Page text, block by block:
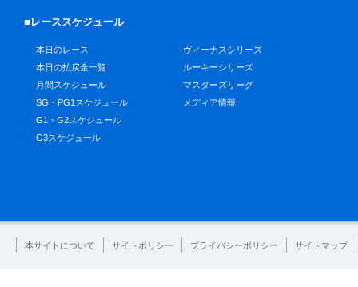
■レーススケジュール
本日のレース
本日の払戻金一覧
月間スケジュール
SG・PG1スケジュール
G1・G2スケジュール
G3スケジュール
ヴィーナスシリーズ
ルーキーシリーズ
マスターズリーグ
メディア情報
本サイトについて サイトポリシー プライバシーポリシー サイトマップ